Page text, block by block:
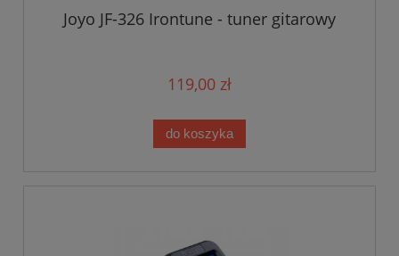
Joyo JF-326 Irontune - tuner gitarowy
119,00 zł
do koszyka